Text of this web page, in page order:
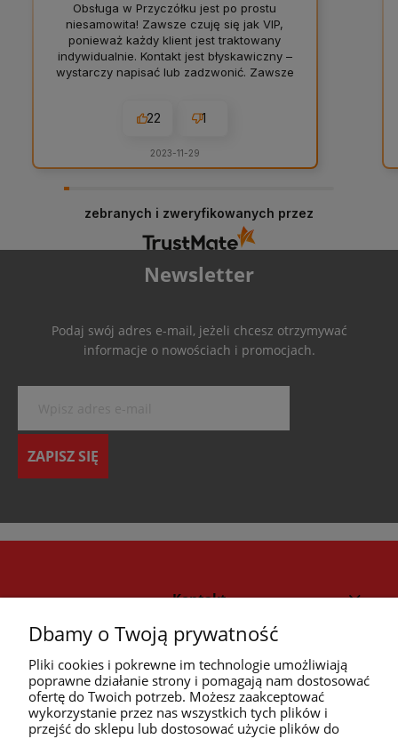
Obsługa w Przyczółku jest po prostu
niesamowita! Zawsze czuję się jak VIP,
ponieważ każdy klient jest traktowany
indywidualnie. Kontakt jest błyskawiczny –
wystarczy napisać lub zadzwonić. Zawsze
odwiedzić stoisko Przyczółku na licznych
22 1
2023-11-29
zebranych i zweryfikowanych przez
Newsletter
Podaj swój adres e-mail, jeżeli chcesz otrzymywać
informacje o nowościach i promocjach.
ZAPISZ SIĘ
Strefa klienta
Przyczółek
Kontakt
Dbamy o Twoją prywatność
Pliki cookies i pokrewne im technologie umożliwiają
poprawne działanie strony i pomagają nam dostosować
ofertę do Twoich potrzeb. Możesz zaakceptować
wykorzystanie przez nas wszystkich tych plików i
przejść do sklepu lub dostosować użycie plików do